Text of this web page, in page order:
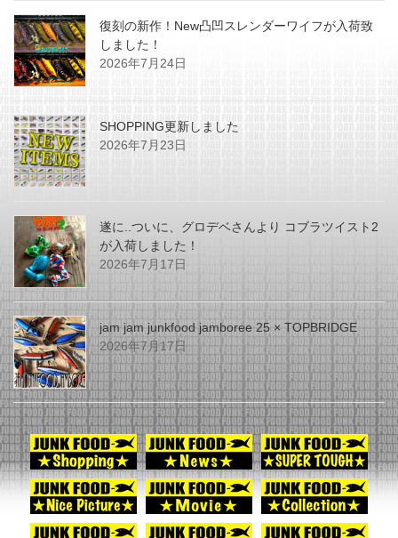
復刻の新作！New凸凹スレンダーワイフが入荷致
しました！
2026年7月24日
SHOPPING更新しました
2026年7月23日
遂に..ついに、グロデベさんより コブラツイスト2
が入荷しました！
2026年7月17日
jam jam junkfood jamboree 25 × TOPBRIDGE
2026年7月17日